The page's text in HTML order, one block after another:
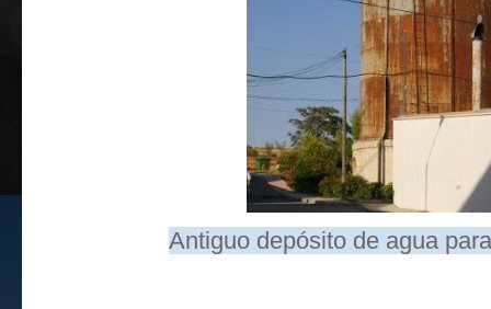
Antiguo depósito de agua